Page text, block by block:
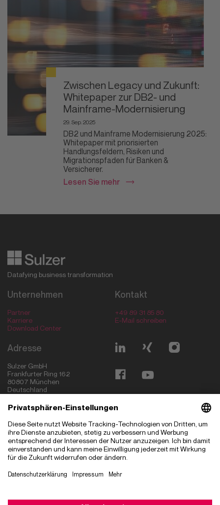
Zwischen Legacy und Zukunft:
Whitepaper zur DB2- und
Mainframe-Modernisierung
29. Sep. 2025
DB2 und Mainframe Modernisierung 2025:
Whitepaper mit priorisierten
Handlungsfeldern, Risiken und
Migrationspfaden für Banken &
Versicherer.
Lesen Sie mehr
Datafying business transformation
Unternehmen
Partner
Karriere
Download Center
Kontakt
+49 89 31 85 80
E-Mail schreiben
Adresse
Sulzer GmbH
Frankfurter Ring 162
80807 München
Deutschland
München Ingolstadt Stuttgart Magdeburg
Budapest
Szeged
Kecskemét Madrid Hyderabad
Sofia
Greenville
Impressum Datenschutzerklärung